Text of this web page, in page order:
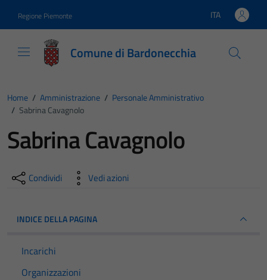
Regione Piemonte Lingua attiva:
ITA
Comune di Bardonecchia
Home / Amministrazione / Personale Amministrativo
/ Sabrina Cavagnolo
Sabrina Cavagnolo
Condividi Vedi azioni
INDICE DELLA PAGINA
Incarichi
Organizzazioni